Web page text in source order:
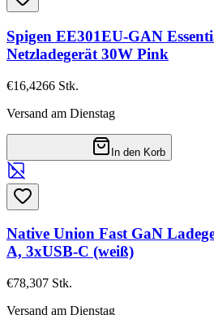
Spigen EE301EU-GAN
Netzladegerät 30W Pink
€16,4266 Stk.
Versand am Dienstag
In den Korb
Native Union Fast GaN
A, 3xUSB-C (weiß)
€78,307 Stk.
Versand am Dienstag